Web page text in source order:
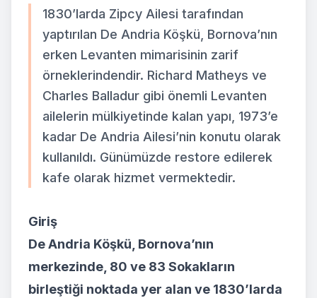
1830’larda Zipcy Ailesi tarafından
yaptırılan De Andria Köşkü, Bornova’nın
erken Levanten mimarisinin zarif
örneklerindendir. Richard Matheys ve
Charles Balladur gibi önemli Levanten
ailelerin mülkiyetinde kalan yapı, 1973’e
kadar De Andria Ailesi’nin konutu olarak
kullanıldı. Günümüzde restore edilerek
kafe olarak hizmet vermektedir.
Giriş
De Andria Köşkü, Bornova’nın
merkezinde, 80 ve 83 Sokakların
birleştiği noktada yer alan ve 1830’larda